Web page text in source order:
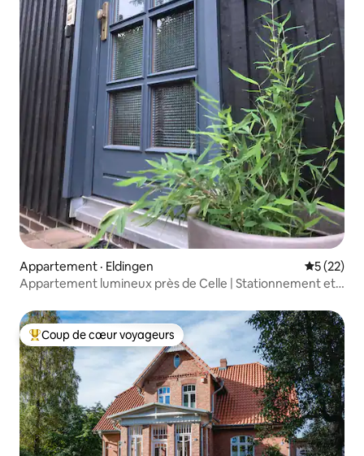
Appartement · Eldingen Note
5 (22)
Appartement lumineux près de Celle | Stationnement et
Coup de cœur voyageurs parmi les plus aimés
Coup de cœur voyageurs